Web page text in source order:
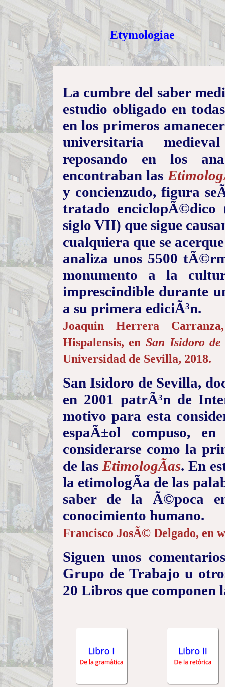
Etymologiae
La cumbre del saber
estudio obligado en
en los primeros
universitaria
reposando en los
encontraban las
y concienzudo, figura
tratado
siglo VII) que sigue
cualquiera que se
analiza unos 5500
monumento a la
imprescindible durante
a su primera ediciÃ³n.
Joaquin Herrera
Hispalensis, en San Isidoro
Universidad de Sevilla, 2018.
San Isidoro de Sevilla,
en 2001 patrÃ³n de
motivo para esta
espaÃ±ol compuso,
considerarse como la
de las EtimologÃ­as. En
la etimologÃ­a de las
saber de la Ã©poca
conocimiento humano.
Francisco JosÃ© Delgado, en
Siguen unos
Grupo de Trabajo u
20 Libros que componen